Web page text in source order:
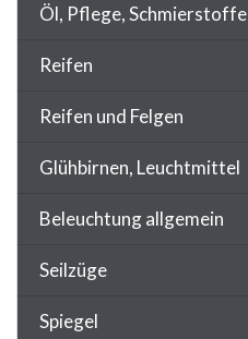
Öl, Pflege, Schmierstoffe
Reifen
Reifen und Felgen
Glühbirnen, Leuchtmittel
Beleuchtung allgemein
Seilzüge
Spiegel